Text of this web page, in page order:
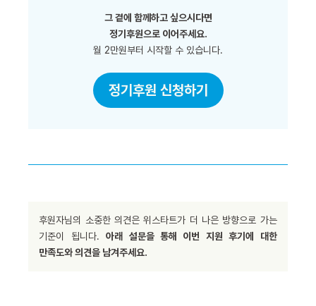
그 곁에 함께하고 싶으시다면
정기후원으로 이어주세요.
월 2만원부터 시작할 수 있습니다.
정기후원 신청하기
후원자님의 소중한 의견은 위스타트가 더 나은 방향으로 가는
기준이 됩니다.아래 설문을 통해 이번 지원 후기에 대한
만족도와 의견을 남겨주세요.